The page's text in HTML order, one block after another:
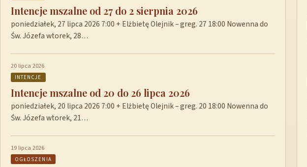
Intencje mszalne od 27 do 2 sierpnia 2026
poniedziałek, 27 lipca 2026 7:00 + Elżbietę Olejnik – greg. 27 18:00 Nowenna do
Św. Józefa wtorek, 28…
20 lipca 2026
INTENCJE
Intencje mszalne od 20 do 26 lipca 2026
poniedziałek, 20 lipca 2026 7:00 + Elżbietę Olejnik – greg. 20 18:00 Nowenna do
Św. Józefa wtorek, 21…
19 lipca 2026
OGŁOSZENIA